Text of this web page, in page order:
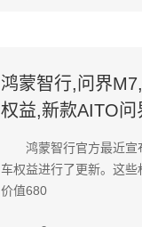
鸿蒙智行,问界
权益,新款AITO问
鸿蒙智行官方最近
车权益进行了更新。这
价值680